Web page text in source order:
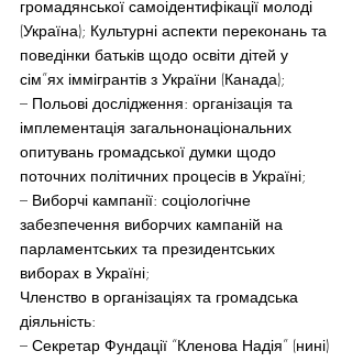
громадянської самоідентифікації молоді
(Україна); Культурні аспекти переконань та
поведінки батьків щодо освіти дітей у
сім”ях іммігрантів з України (Канада);
– Польові дослідження: організація та
імплементація загальнонаціональних
опитувань громадської думки щодо
поточних політичних процесів в Україні;
– Виборчі кампанії: соціологічне
забезпечення виборчих кампаній на
парламентських та президентських
виборах в Україні;
Членство в організаціях та громадська
діяльність:
– Секретар Фундації “Кленова Надія” (нині)